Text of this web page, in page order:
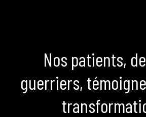
Nos patients,
guerriers,